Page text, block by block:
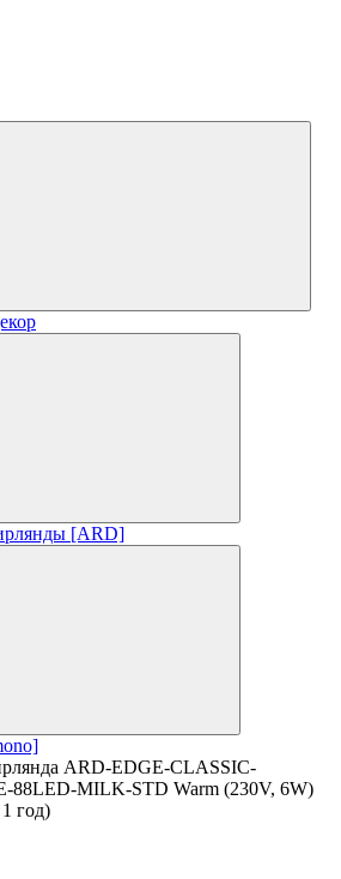
[ARD]
ARD-EDGE-CLASSIC-
88LED-MILK-STD Warm (230V, 6W)
год)